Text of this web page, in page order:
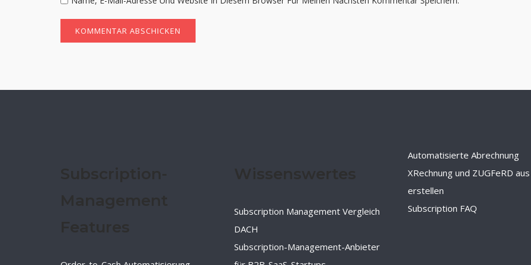
Subscription Management Vergleich
DACH
Subscription-Management-Anbieter
Automatisierte Abrechnung
XRechnung und ZUGFeRD
erstellen
Subscription FAQ